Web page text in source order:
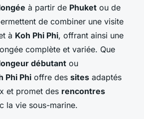
à partir de Phuket ou de
de combiner une visite
à Koh Phi Phi, offrant ainsi une
complète et variée. Que
débutant ou
Phi Phi offre des sites adaptés
et promet des rencontres
la vie sous-marine.